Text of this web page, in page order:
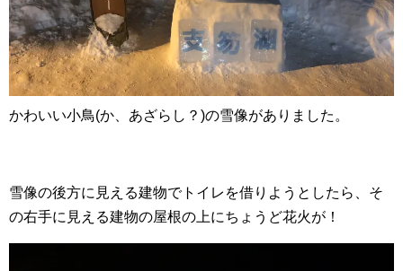
かわいい小鳥(か、あざらし？)の雪像がありました。
雪像の後方に見える建物でトイレを借りようとしたら、そ
の右手に見える建物の屋根の上にちょうど花火が！